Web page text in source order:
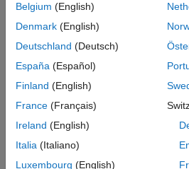
adeDataReader adeInfo
visualization
How useful was
Belgium (English)
Denmark (English)
Deutschland (Deutsch)
España (Español)
Finland (English)
France (Français)
Ireland (English)
Italia (Italiano)
Luxembourg (English)